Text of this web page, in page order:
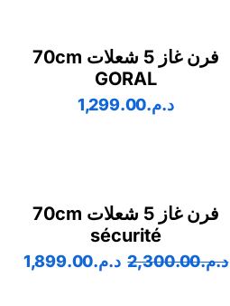
فرن غاز 5 شعلات 70cm
GORAL
د.م.1,299.00
فرن غاز 5 شعلات 70cm
sécurité
د.م.2,300.00 د.م.1,899.00